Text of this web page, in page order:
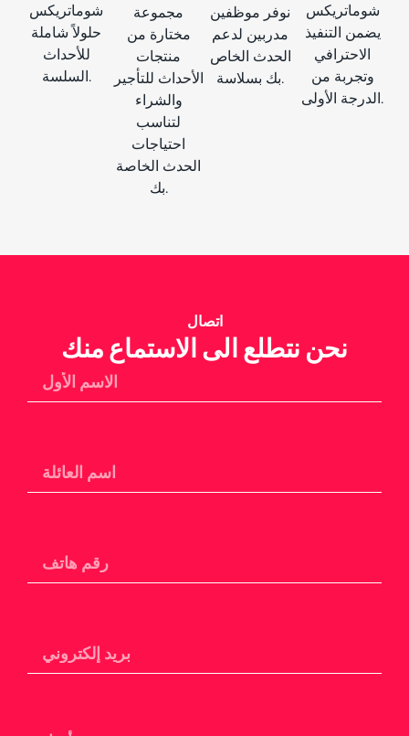
شوماتريكس
حلولاً شاملة
للأحداث
السلسة.
مجموعة
مختارة من
منتجات
الأحداث للتأجير
والشراء
لتناسب
احتياجات
الحدث الخاصة
بك.
نوفر موظفين
مدربين لدعم
الحدث الخاص
بك بسلاسة.
شوماتريكس
يضمن التنفيذ
الاحترافي
وتجربة من
الدرجة الأولى.
اتصال
نحن نتطلع الى الاستماع منك